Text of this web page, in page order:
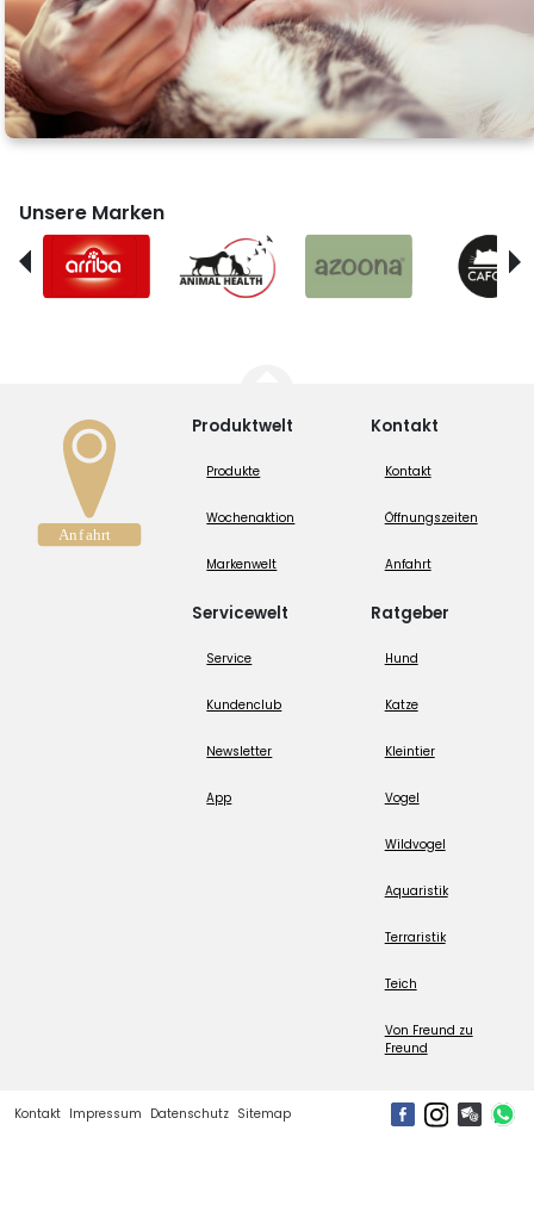
Unsere Marken
Produktwelt
Produkte
Wochenaktion
Markenwelt
Servicewelt
Service
Kundenclub
Newsletter
App
Kontakt
Kontakt
Öffnungszeiten
Anfahrt
Ratgeber
Hund
Katze
Kleintier
Vogel
Wildvogel
Aquaristik
Terraristik
Teich
Von Freund zu
Freund
Kontakt Impressum Datenschutz Sitemap